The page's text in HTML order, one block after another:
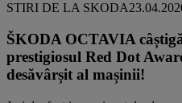
STIRI DE LA SKODA
ŠKODA OCTAVIA
prestigiosul Red Dot
desăvârșit al mașinii!